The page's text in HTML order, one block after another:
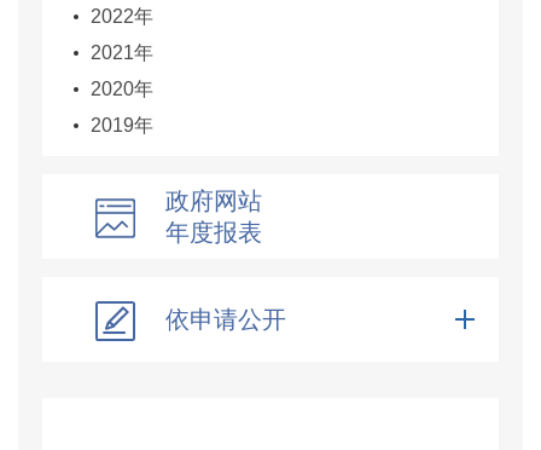
2022年
2021年
2020年
2019年
政府网站
年度报表
依申请公开